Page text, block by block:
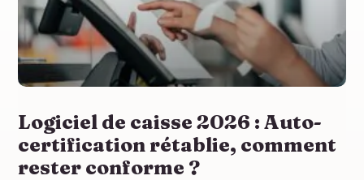
Logiciel de caisse 2026 : Auto-
certification rétablie, comment
rester conforme ?